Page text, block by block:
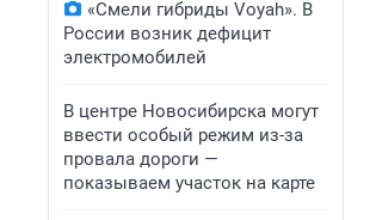
«Смели гибриды Voyah». В
России возник дефицит
электромобилей
В центре Новосибирска могут
ввести особый режим из-за
провала дороги —
показываем участок на карте